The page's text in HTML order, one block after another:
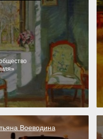
»
Воеводина